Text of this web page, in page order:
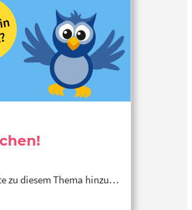
zu diesem Thema hinzu…